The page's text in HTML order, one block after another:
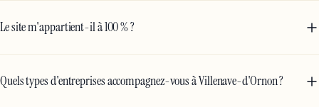
Le site m'appartient-il à 100 % ?
Quels types d'entreprises accompagnez-vous à Villenave-d'Ornon ?